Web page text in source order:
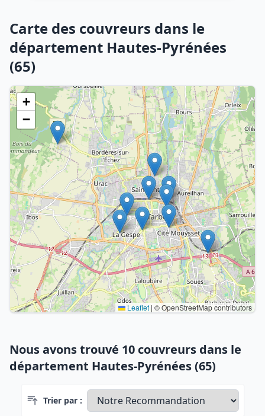
Carte des couvreurs dans le
département Hautes-Pyrénées
(65)
+
−
Leaflet | © OpenStreetMap contributors
Nous avons trouvé 10 couvreurs dans le
département Hautes-Pyrénées (65)
Trier par :